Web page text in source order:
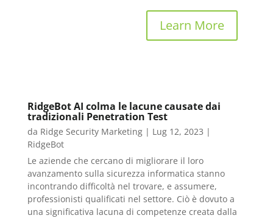
Learn More
RidgeBot AI colma le lacune causate dai
tradizionali Penetration Test
da Ridge Security Marketing| Lug 12, 2023 |
RidgeBot
Le aziende che cercano di migliorare il loro
avanzamento sulla sicurezza informatica stanno
incontrando difficoltà nel trovare, e assumere,
professionisti qualificati nel settore. Ciò è dovuto a
una significativa lacuna di competenze creata dalla